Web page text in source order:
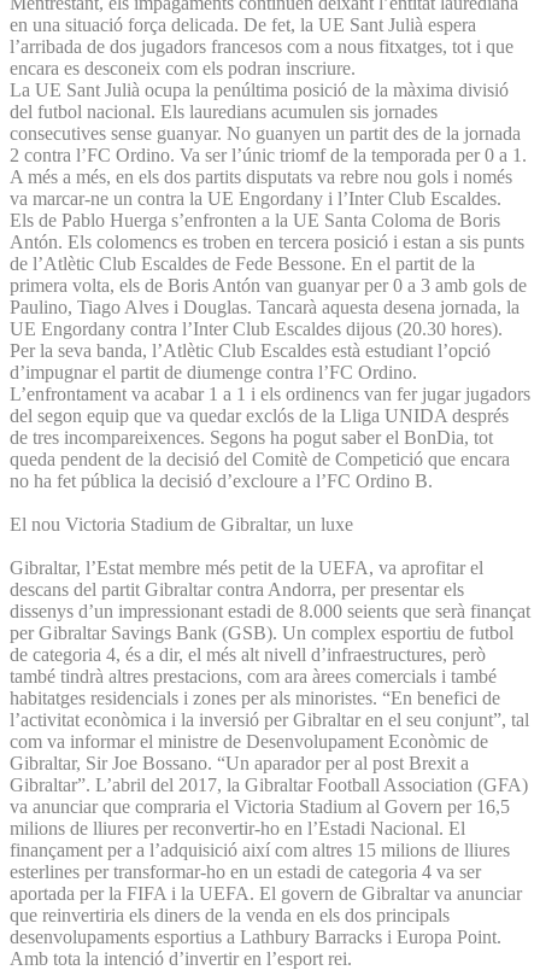
en una situació força delicada. De fet, la UE Sant Julià espera
l’arribada de dos jugadors francesos com a nous fitxatges, tot i que
encara es desconeix com els podran inscriure.
La UE Sant Julià ocupa la penúltima posició de la màxima divisió
del futbol nacional. Els lauredians acumulen sis jornades
consecutives sense guanyar. No guanyen un partit des de la jornada
2 contra l’FC Ordino. Va ser l’únic triomf de la temporada per 0 a 1.
A més a més, en els dos partits disputats va rebre nou gols i només
va marcar-ne un contra la UE Engordany i l’Inter Club Escaldes.
Els de Pablo Huerga s’enfronten a la UE Santa Coloma de Boris
Antón. Els colomencs es troben en tercera posició i estan a sis punts
de l’Atlètic Club Escaldes de Fede Bessone. En el partit de la
primera volta, els de Boris Antón van guanyar per 0 a 3 amb gols de
Paulino, Tiago Alves i Douglas. Tancarà aquesta desena jornada, la
UE Engordany contra l’Inter Club Escaldes dijous (20.30 hores).
Per la seva banda, l’Atlètic Club Escaldes està estudiant l’opció
d’impugnar el partit de diumenge contra l’FC Ordino.
L’enfrontament va acabar 1 a 1 i els ordinencs van fer jugar jugadors
del segon equip que va quedar exclós de la Lliga UNIDA després
de tres incompareixences. Segons ha pogut saber el BonDia, tot
queda pendent de la decisió del Comitè de Competició que encara
no ha fet pública la decisió d’excloure a l’FC Ordino B.
El nou Victoria Stadium de Gibraltar, un luxe
Gibraltar, l’Estat membre més petit de la UEFA, va aprofitar el
descans del partit Gibraltar contra Andorra, per presentar els
dissenys d’un impressionant estadi de 8.000 seients que serà finançat
per Gibraltar Savings Bank (GSB). Un complex esportiu de futbol
de categoria 4, és a dir, el més alt nivell d’infraestructures, però
també tindrà altres prestacions, com ara àrees comercials i també
habitatges residencials i zones per als minoristes. “En benefici de
l’activitat econòmica i la inversió per Gibraltar en el seu conjunt”, tal
com va informar el ministre de Desenvolupament Econòmic de
Gibraltar, Sir Joe Bossano. “Un aparador per al post Brexit a
Gibraltar”. L’abril del 2017, la Gibraltar Football Association (GFA)
va anunciar que compraria el Victoria Stadium al Govern per 16,5
milions de lliures per reconvertir-ho en l’Estadi Nacional. El
finançament per a l’adquisició així com altres 15 milions de lliures
esterlines per transformar-ho en un estadi de categoria 4 va ser
aportada per la FIFA i la UEFA. El govern de Gibraltar va anunciar
que reinvertiria els diners de la venda en els dos principals
desenvolupaments esportius a Lathbury Barracks i Europa Point.
Amb tota la intenció d’invertir en l’esport rei.